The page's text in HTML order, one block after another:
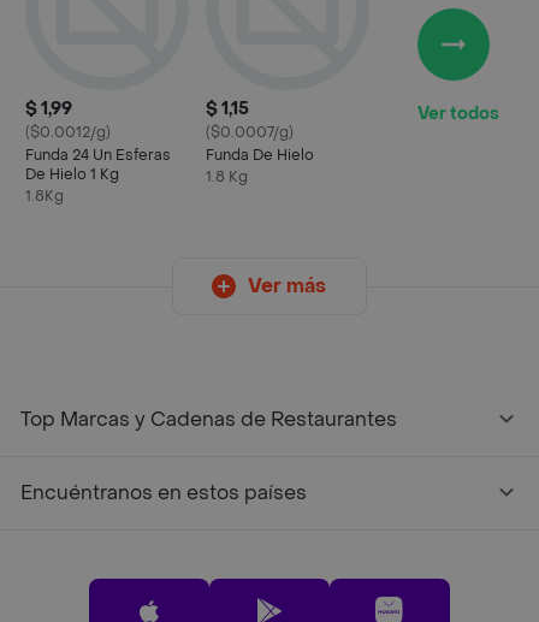
$ 1,99
($0.0012/g)
Funda 24 Un Esferas
De Hielo 1 Kg
1.8Kg
$ 1,15
($0.0007/g)
Funda De Hielo
1.8 Kg
Ver todos
Ver más
Top Marcas y Cadenas de Restaurantes
Encuéntranos en estos países